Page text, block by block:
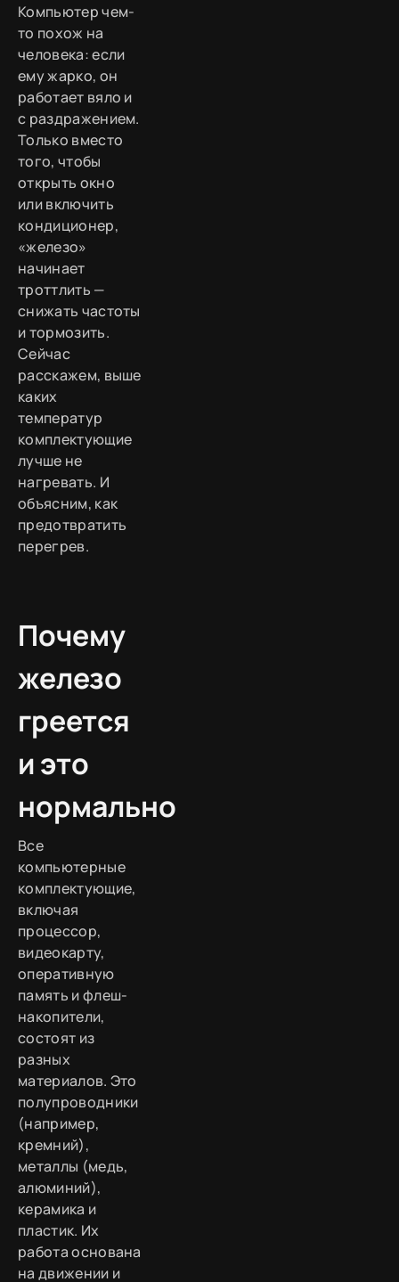
Компьютер чем-
то похож на
человека: если
ему жарко, он
работает вяло и
с раздражением.
Только вместо
того, чтобы
открыть окно
или включить
кондиционер,
«железо»
начинает
троттлить —
снижать частоты
и тормозить.
Сейчас
расскажем, выше
каких
температур
комплектующие
лучше не
нагревать. И
объясним, как
предотвратить
перегрев.
Почему
железо
греется
и это
нормально
Все
компьютерные
комплектующие,
включая
процессор,
видеокарту,
оперативную
память и флеш-
накопители,
состоят из
разных
материалов. Это
полупроводники
(например,
кремний),
металлы (медь,
алюминий),
керамика и
пластик. Их
работа основана
на движении и